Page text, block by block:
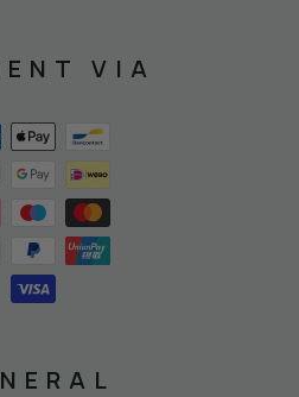
VIA